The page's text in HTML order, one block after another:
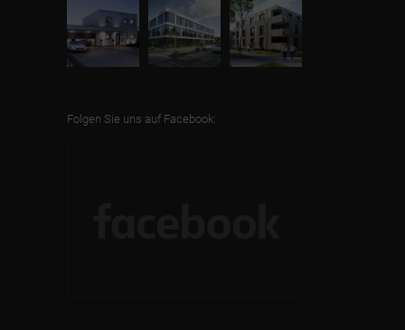
Folgen Sie uns auf Facebook: